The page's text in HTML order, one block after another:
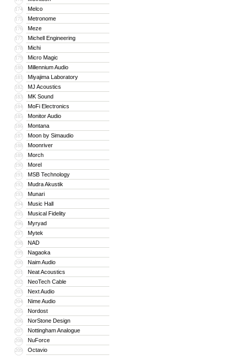
174 Melco
175 Metronome
176 Meze
177 Michell Engineering
178 Michi
179 Micro Magic
180 Millennium Audio
181 Miyajima Laboratory
182 MJ Acoustics
183 MK Sound
184 MoFi Electronics
185 Monitor Audio
186 Montana
187 Moon by Simaudio
188 Moonriver
189 Morch
190 Morel
191 MSB Technology
192 Mudra Akustik
193 Munari
194 Music Hall
195 Musical Fidelity
196 Myryad
197 Mytek
198 NAD
199 Nagaoka
200 Naim Audio
201 Neat Acoustics
202 NeoTech Cable
203 Next Audio
204 Nime Audio
205 Nordost
206 NorStone Design
207 Nottingham Analogue
208 NuForce
209 Octavio